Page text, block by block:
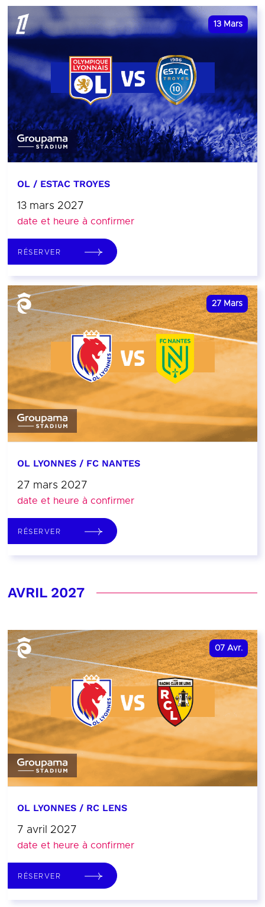
13 Mars
OL / ESTAC TROYES
13 mars 2027
date et heure à confirmer
RÉSERVER
27 Mars
OL LYONNES / FC NANTES
27 mars 2027
date et heure à confirmer
RÉSERVER
AVRIL 2027
07 Avr.
OL LYONNES / RC LENS
7 avril 2027
date et heure à confirmer
RÉSERVER